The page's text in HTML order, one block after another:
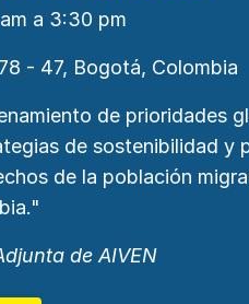
a 3:30 pm
- 47, Bogotá, Colombia
de prioridades
de sostenibilidad y
de la población
de AIVEN